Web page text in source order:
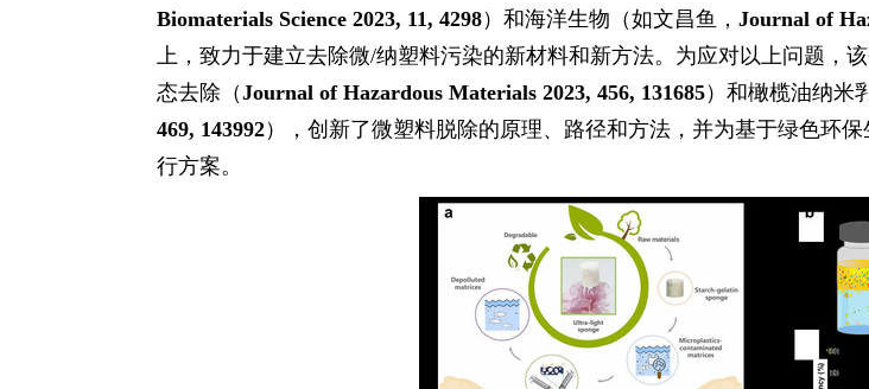
Biomaterials Science 2023, 11, 4298）和海洋生物（如文昌鱼， Journal of
上，致力于建立去除微/纳塑料污染的新材料和新方法。为应对以上问题，
态去除（Journal of Hazardous Materials 2023, 456, 131685）和橄榄油纳米
469, 143992），创新了微塑料脱除的原理、路径和方法，并为基于绿色环
行方案。